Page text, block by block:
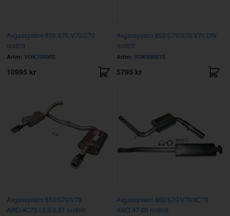
Avgassystem 850,S70,V70,C70
rostfritt
Artnr: VOK70000S
10995 kr
Avgassystem 850/C70/S70/V70 DIV
rostfritt
Artnr: VOK85001S
5795 kr
Avgassystem 850/S70/V70
AWD/XC70 I 2.3-2.5T rostfritt
Avgassystem 850/S70/V70/XC70
AWD 97-00 rostfritt